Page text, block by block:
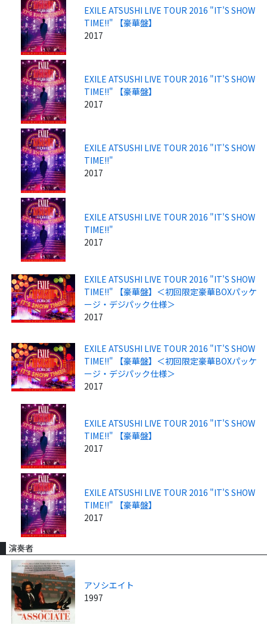
EXILE ATSUSHI LIVE TOUR 2016 "IT'S SHOW
TIME!!" 【豪華盤】
2017
EXILE ATSUSHI LIVE TOUR 2016 "IT'S SHOW
TIME!!" 【豪華盤】
2017
EXILE ATSUSHI LIVE TOUR 2016 "IT'S SHOW
TIME!!"
2017
EXILE ATSUSHI LIVE TOUR 2016 "IT'S SHOW
TIME!!"
2017
EXILE ATSUSHI LIVE TOUR 2016 "IT'S SHOW
TIME!!" 【豪華盤】＜初回限定豪華BOXパッケ
ージ・デジパック仕様＞
2017
EXILE ATSUSHI LIVE TOUR 2016 "IT'S SHOW
TIME!!" 【豪華盤】＜初回限定豪華BOXパッケ
ージ・デジパック仕様＞
2017
EXILE ATSUSHI LIVE TOUR 2016 "IT'S SHOW
TIME!!" 【豪華盤】
2017
EXILE ATSUSHI LIVE TOUR 2016 "IT'S SHOW
TIME!!" 【豪華盤】
2017
演奏者
アソシエイト
1997